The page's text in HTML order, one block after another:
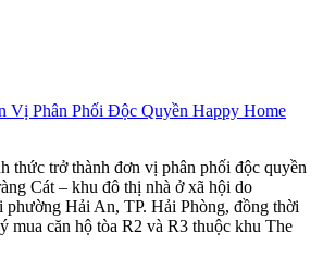
Vị Phân Phối Độc Quyền Happy Home
thức trở thành đơn vị phân phối độc quyền
Cát – khu đô thị nhà ở xã hội do
phường Hải An, TP. Hải Phòng, đồng thời
mua căn hộ tòa R2 và R3 thuộc khu The